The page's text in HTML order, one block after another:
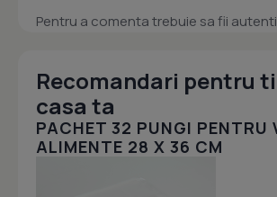
Pentru a comenta trebuie sa fii
Recomandari pentru
casa ta
PACHET 32 PUNGI PENTRU
ALIMENTE 28 X 36 CM